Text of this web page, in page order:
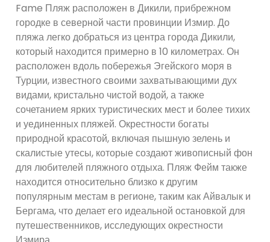
Fame Пляж расположен в Дикили, прибрежном
городке в северной части провинции Измир. До
пляжа легко добраться из центра города Дикили,
который находится примерно в 10 километрах. Он
расположен вдоль побережья Эгейского моря в
Турции, известного своими захватывающими дух
видами, кристально чистой водой, а также
сочетанием ярких туристических мест и более тихих
и уединенных пляжей. Окрестности богаты
природной красотой, включая пышную зелень и
скалистые утесы, которые создают живописный фон
для любителей пляжного отдыха. Пляж Фейм также
находится относительно близко к другим
популярным местам в регионе, таким как Айвалык и
Бергама, что делает его идеальной остановкой для
путешественников, исследующих окрестности